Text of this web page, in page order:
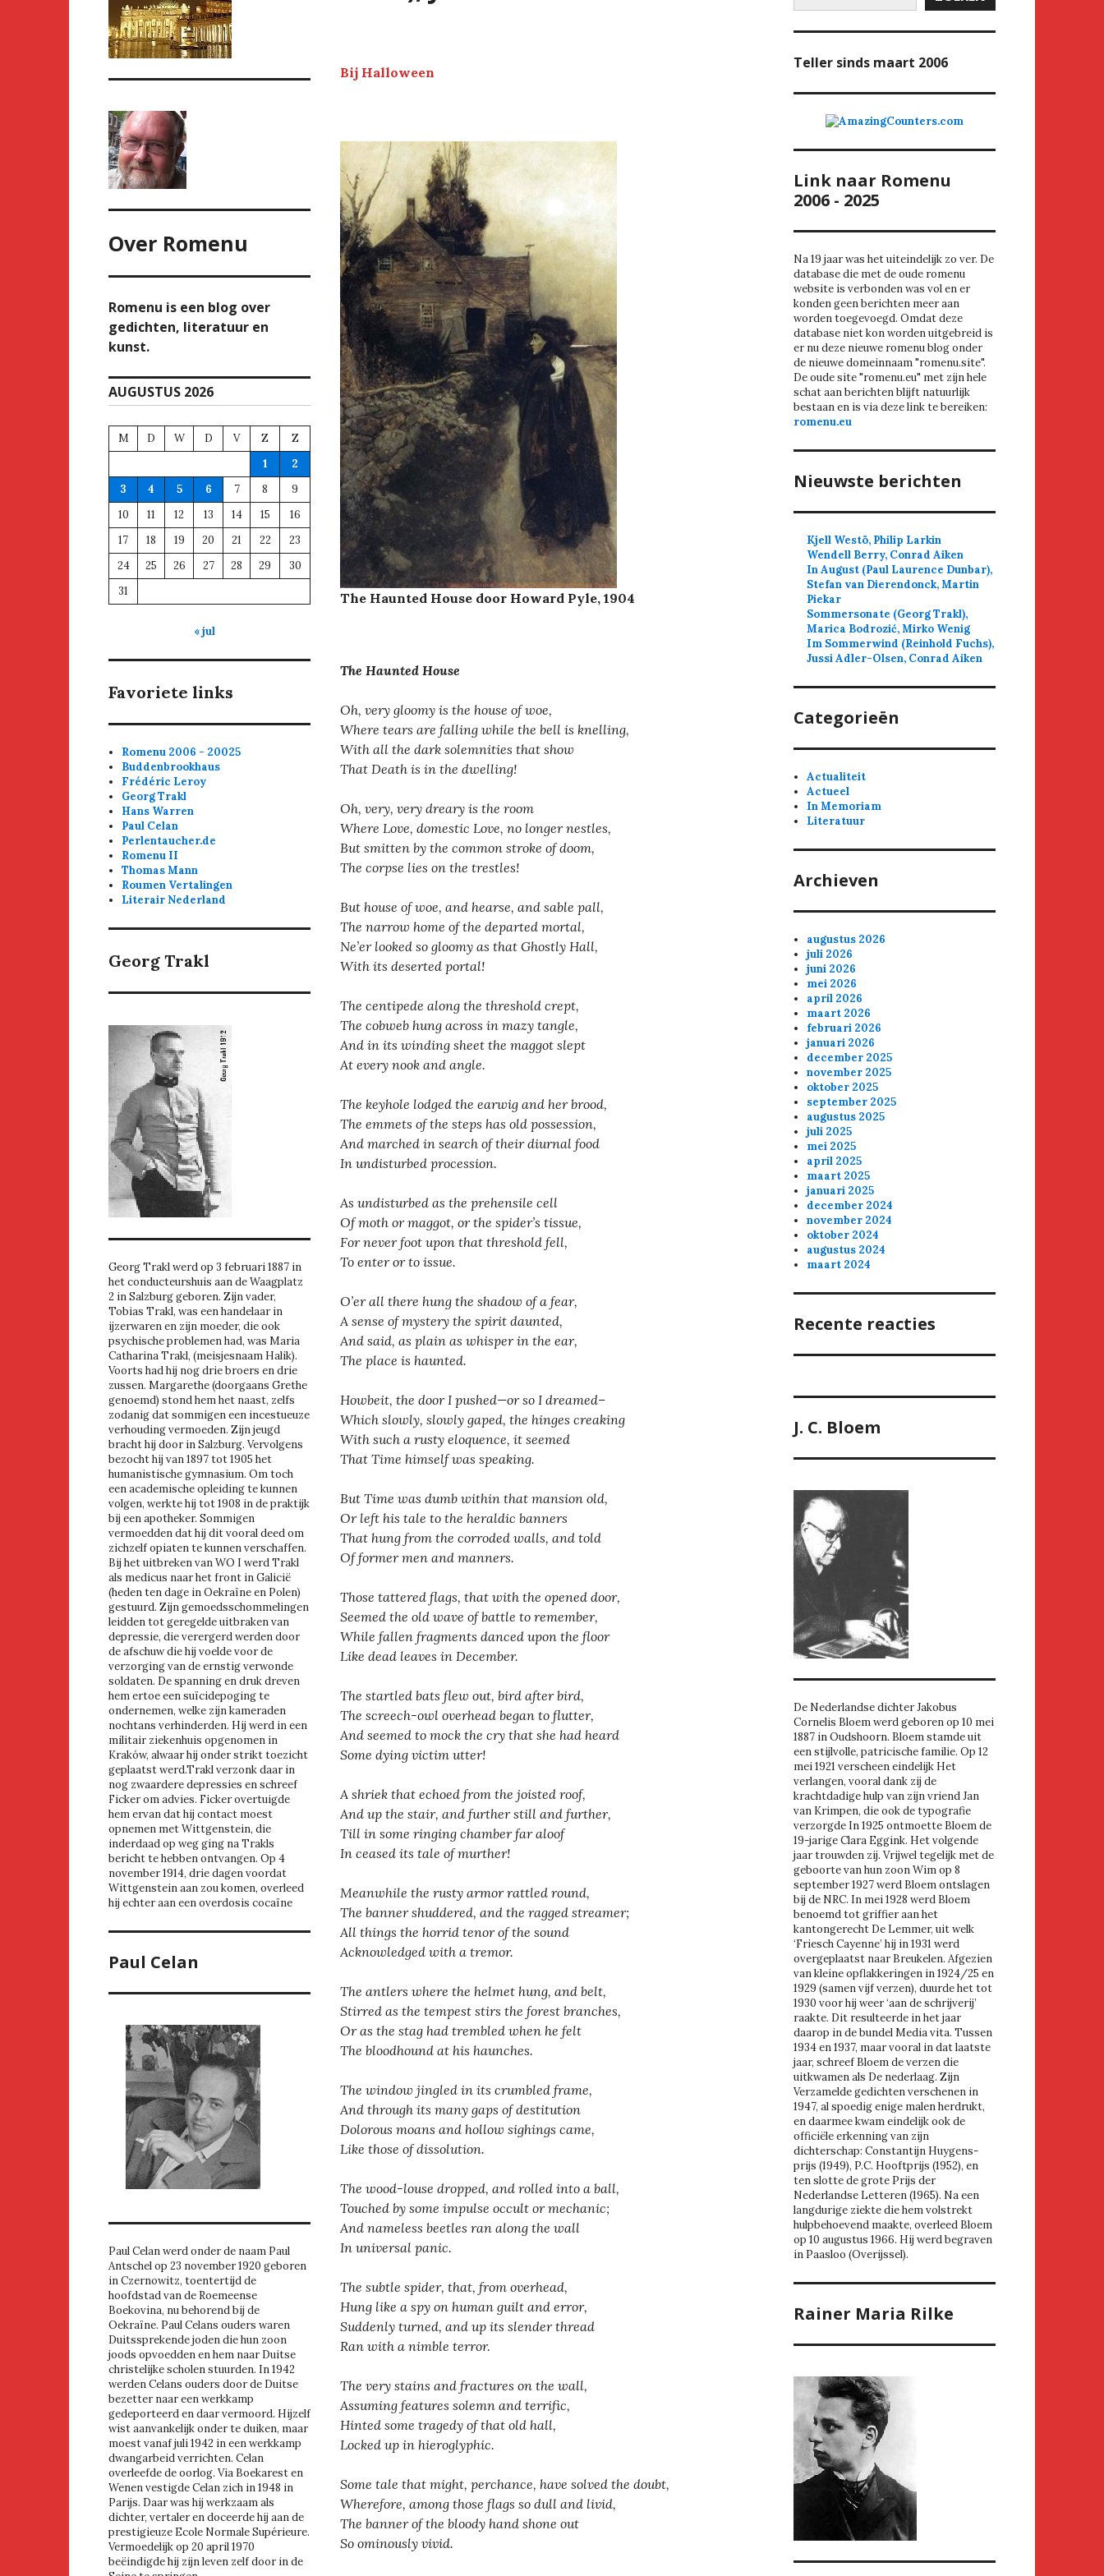
Bij Halloween
The Haunted House door Howard Pyle, 1904
The Haunted House
Oh, very gloomy is the house of woe,
Where tears are falling while the bell is knelling,
With all the dark solemnities that show
That Death is in the dwelling!
Oh, very, very dreary is the room
Where Love, domestic Love, no longer nestles,
But smitten by the common stroke of doom,
The corpse lies on the trestles!
But house of woe, and hearse, and sable pall,
The narrow home of the departed mortal,
Ne’er looked so gloomy as that Ghostly Hall,
With its deserted portal!
The centipede along the threshold crept,
The cobweb hung across in mazy tangle,
And in its winding sheet the maggot slept
At every nook and angle.
The keyhole lodged the earwig and her brood,
The emmets of the steps has old possession,
And marched in search of their diurnal food
In undisturbed procession.
As undisturbed as the prehensile cell
Of moth or maggot, or the spider’s tissue,
For never foot upon that threshold fell,
To enter or to issue.
O’er all there hung the shadow of a fear,
A sense of mystery the spirit daunted,
And said, as plain as whisper in the ear,
The place is haunted.
Howbeit, the door I pushed—or so I dreamed–
Which slowly, slowly gaped, the hinges creaking
With such a rusty eloquence, it seemed
That Time himself was speaking.
But Time was dumb within that mansion old,
Or left his tale to the heraldic banners
That hung from the corroded walls, and told
Of former men and manners.
Those tattered flags, that with the opened door,
Seemed the old wave of battle to remember,
While fallen fragments danced upon the floor
Like dead leaves in December.
The startled bats flew out, bird after bird,
The screech-owl overhead began to flutter,
And seemed to mock the cry that she had heard
Some dying victim utter!
A shriek that echoed from the joisted roof,
And up the stair, and further still and further,
Till in some ringing chamber far aloof
In ceased its tale of murther!
Meanwhile the rusty armor rattled round,
The banner shuddered, and the ragged streamer;
All things the horrid tenor of the sound
Acknowledged with a tremor.
The antlers where the helmet hung, and belt,
Stirred as the tempest stirs the forest branches,
Or as the stag had trembled when he felt
The bloodhound at his haunches.
The window jingled in its crumbled frame,
And through its many gaps of destitution
Dolorous moans and hollow sighings came,
Like those of dissolution.
The wood-louse dropped, and rolled into a ball,
Touched by some impulse occult or mechanic;
And nameless beetles ran along the wall
In universal panic.
The subtle spider, that, from overhead,
Hung like a spy on human guilt and error,
Suddenly turned, and up its slender thread
Ran with a nimble terror.
The very stains and fractures on the wall,
Assuming features solemn and terrific,
Hinted some tragedy of that old hall,
Locked up in hieroglyphic.
Some tale that might, perchance, have solved the doubt,
Wherefore, among those flags so dull and livid,
The banner of the bloody hand shone out
So ominously vivid.
Over Romenu
Romenu is een blog over
gedichten, literatuur en
kunst.
AUGUSTUS 2026
M D W D V Z
Z
1
2
3
4 5 6 7 8
9
10
11 12 13 14 15
16
17
18 19 20 21 22
23
24
25 26 27 28 29
30
31
« jul
Favoriete links
Romenu 2006 - 20025
Buddenbrookhaus
Frédéric Leroy
Georg Trakl
Hans Warren
Paul Celan
Perlentaucher.de
Romenu II
Thomas Mann
Roumen Vertalingen
Literair Nederland
Georg Trakl
Georg Trakl werd op 3 februari 1887 in
het conducteurshuis aan de Waagplatz
2 in Salzburg geboren. Zijn vader,
Tobias Trakl, was een handelaar in
ijzerwaren en zijn moeder, die ook
psychische problemen had, was Maria
Catharina Trakl, (meisjesnaam Halik).
Voorts had hij nog drie broers en drie
zussen. Margarethe (doorgaans Grethe
genoemd) stond hem het naast, zelfs
zodanig dat sommigen een incestueuze
verhouding vermoeden. Zijn jeugd
bracht hij door in Salzburg. Vervolgens
bezocht hij van 1897 tot 1905 het
humanistische gymnasium. Om toch
een academische opleiding te kunnen
volgen, werkte hij tot 1908 in de praktijk
bij een apotheker. Sommigen
vermoedden dat hij dit vooral deed om
zichzelf opiaten te kunnen verschaffen.
Bij het uitbreken van WO I werd Trakl
als medicus naar het front in Galicië
(heden ten dage in Oekraïne en Polen)
gestuurd. Zijn gemoedsschommelingen
leidden tot geregelde uitbraken van
depressie, die verergerd werden door
de afschuw die hij voelde voor de
verzorging van de ernstig verwonde
soldaten. De spanning en druk dreven
hem ertoe een suïcidepoging te
ondernemen, welke zijn kameraden
nochtans verhinderden. Hij werd in een
militair ziekenhuis opgenomen in
Kraków, alwaar hij onder strikt toezicht
geplaatst werd.Trakl verzonk daar in
nog zwaardere depressies en schreef
Ficker om advies. Ficker overtuigde
hem ervan dat hij contact moest
opnemen met Wittgenstein, die
inderdaad op weg ging na Trakls
bericht te hebben ontvangen. Op 4
november 1914, drie dagen voordat
Wittgenstein aan zou komen, overleed
hij echter aan een overdosis cocaïne
Paul Celan
Paul Celan werd onder de naam Paul
Antschel op 23 november 1920 geboren
in Czernowitz, toentertijd de
hoofdstad van de Roemeense
Boekovina, nu behorend bij de
Oekraïne. Paul Celans ouders waren
Duitssprekende joden die hun zoon
joods opvoedden en hem naar Duitse
christelijke scholen stuurden. In 1942
werden Celans ouders door de Duitse
bezetter naar een werkkamp
gedeporteerd en daar vermoord. Hijzelf
wist aanvankelijk onder te duiken, maar
moest vanaf juli 1942 in een werkkamp
dwangarbeid verrichten. Celan
overleefde de oorlog. Via Boekarest en
Wenen vestigde Celan zich in 1948 in
Parijs. Daar was hij werkzaam als
dichter, vertaler en doceerde hij aan de
prestigieuze Ecole Normale Supérieure.
Vermoedelijk op 20 april 1970
beëindigde hij zijn leven zelf door in de
Teller sinds maart 2006
Link naar Romenu
2006 - 2025
Na 19 jaar was het uiteindelijk zo ver. De
database die met de oude romenu
website is verbonden was vol en er
konden geen berichten meer aan
worden toegevoegd. Omdat deze
database niet kon worden uitgebreid is
er nu deze nieuwe romenu blog onder
de nieuwe domeinnaam "romenu.site".
De oude site "romenu.eu" met zijn hele
schat aan berichten blijft natuurlijk
bestaan en is via deze link te bereiken:
romenu.eu
Nieuwste berichten
Kjell Westö, Philip Larkin
Wendell Berry, Conrad Aiken
In August (Paul Laurence Dunbar),
Stefan van Dierendonck, Martin
Piekar
Sommersonate (Georg Trakl),
Marica Bodrozić, Mirko Wenig
Im Sommerwind (Reinhold Fuchs),
Jussi Adler-Olsen, Conrad Aiken
Categorieën
Actualiteit
Actueel
In Memoriam
Literatuur
Archieven
augustus 2026
juli 2026
juni 2026
mei 2026
april 2026
maart 2026
februari 2026
januari 2026
december 2025
november 2025
oktober 2025
september 2025
augustus 2025
juli 2025
mei 2025
april 2025
maart 2025
januari 2025
december 2024
november 2024
oktober 2024
augustus 2024
maart 2024
Recente reacties
J. C. Bloem
De Nederlandse dichter Jakobus
Cornelis Bloem werd geboren op 10 mei
1887 in Oudshoorn. Bloem stamde uit
een stijlvolle, patricische familie. Op 12
mei 1921 verscheen eindelijk Het
verlangen, vooral dank zij de
krachtdadige hulp van zijn vriend Jan
van Krimpen, die ook de typografie
verzorgde In 1925 ontmoette Bloem de
19-jarige Clara Eggink. Het volgende
jaar trouwden zij. Vrijwel tegelijk met de
geboorte van hun zoon Wim op 8
september 1927 werd Bloem ontslagen
bij de NRC. In mei 1928 werd Bloem
benoemd tot griffier aan het
kantongerecht De Lemmer, uit welk
‘Friesch Cayenne’ hij in 1931 werd
overgeplaatst naar Breukelen. Afgezien
van kleine opflakkeringen in 1924/25 en
1929 (samen vijf verzen), duurde het tot
1930 voor hij weer ‘aan de schrijverij’
raakte. Dit resulteerde in het jaar
daarop in de bundel Media vita. Tussen
1934 en 1937, maar vooral in dat laatste
jaar, schreef Bloem de verzen die
uitkwamen als De nederlaag. Zijn
Verzamelde gedichten verschenen in
1947, al spoedig enige malen herdrukt,
en daarmee kwam eindelijk ook de
officiële erkenning van zijn
dichterschap: Constantijn Huygens-
prijs (1949), P.C. Hooftprijs (1952), en
ten slotte de grote Prijs der
Nederlandse Letteren (1965). Na een
langdurige ziekte die hem volstrekt
hulpbehoevend maakte, overleed Bloem
op 10 augustus 1966. Hij werd begraven
in Paasloo (Overijssel).
Rainer Maria Rilke